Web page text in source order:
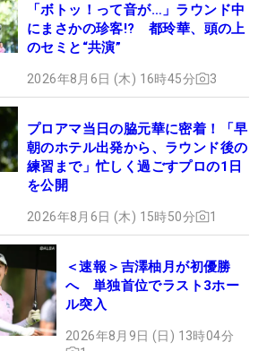
「ボトッ！って音が…」ラウンド中
にまさかの珍客!? 都玲華、頭の上
のセミと“共演”
2026年8月6日 (木) 16時45分 3
プロアマ当日の脇元華に密着！「早
朝のホテル出発から、ラウンド後の
練習まで」忙しく過ごすプロの1日
を公開
2026年8月6日 (木) 15時50分 1
＜速報＞吉澤柚月が初優勝
へ 単独首位でラスト3ホー
ル突入
2026年8月9日 (日) 13時04分